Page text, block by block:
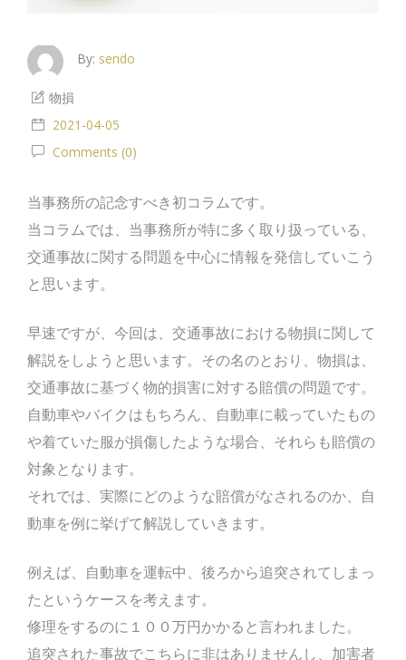
By: sendo
物損
2021-04-05
Comments (0)
当事務所の記念すべき初コラムです。
当コラムでは、当事務所が特に多く取り扱っている、
交通事故に関する問題を中心に情報を発信していこう
と思います。
早速ですが、今回は、交通事故における物損に関して
解説をしようと思います。その名のとおり、物損は、
交通事故に基づく物的損害に対する賠償の問題です。
自動車やバイクはもちろん、自動車に載っていたもの
や着ていた服が損傷したような場合、それらも賠償の
対象となります。
それでは、実際にどのような賠償がなされるのか、自
動車を例に挙げて解説していきます。
例えば、自動車を運転中、後ろから追突されてしまっ
たというケースを考えます。
修理をするのに１００万円かかると言われました。
追突された事故でこちらに非はありませんし、加害者